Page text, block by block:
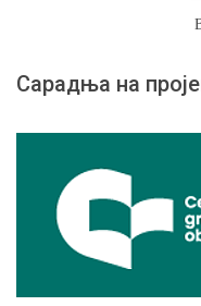
Сарадња на